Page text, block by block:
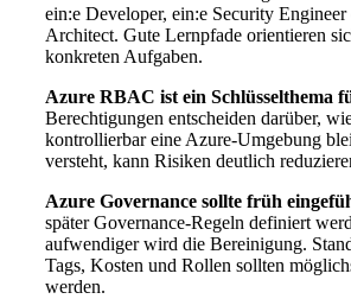
ein:e Developer, ein:e Security
Architect. Gute Lernpfade orientieren
konkreten Aufgaben.
Azure RBAC ist ein Schlüsselthema
Berechtigungen entscheiden darüber,
kontrollierbar eine Azure-Umgebung
versteht, kann Risiken deutlich
Azure Governance sollte früh
später Governance-Regeln definiert
aufwendiger wird die Bereinigung.
Tags, Kosten und Rollen sollten
werden.